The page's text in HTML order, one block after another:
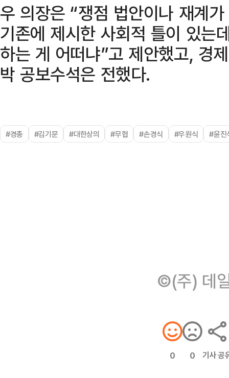
우 의장은 “쟁점 법안이나 재계
기존에 제시한 사회적 틀이 있는
하는 게 어떠냐”고 제안했고, 경
박 공보수석은 전했다.
#경총 #김기문 #대한상의 #무협 #손경식 #우원식 #윤진
©(주) 데
0 0 기사 공